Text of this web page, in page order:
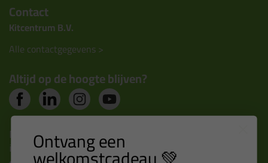
Contact
Kitcentrum B.V.
Alle contactgegevens >
Altijd op de hoogte blijven?
Nieuws, tips en exclusieve deals rechtstreeks in je
inbox Ontvang een